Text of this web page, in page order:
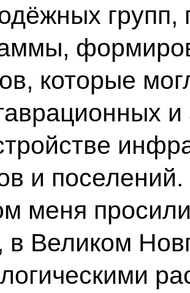
групп,
которые
и
и
меня
в Великом